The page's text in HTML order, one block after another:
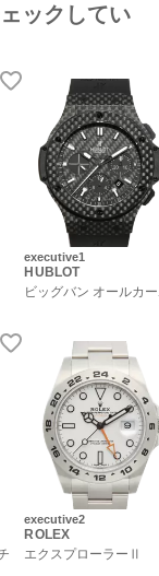
ックしてい
executive1
HUBLOT
ビッグバン オールカ
executive2
ROLEX
エクスプローラーⅡ